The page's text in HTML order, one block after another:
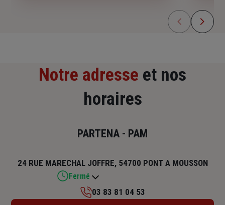
Notre adresse et nos
horaires
PARTENA - PAM
24 RUE MARECHAL JOFFRE, 54700 PONT A MOUSSON
Fermé
03 83 81 04 53